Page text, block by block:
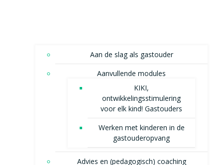
Aan de slag als gastouder
Aanvullende modules
KIKI,
ontwikkelingsstimulering
voor elk kind! Gastouders
Werken met kinderen in de
gastouderopvang
Advies en (pedagogisch) coaching